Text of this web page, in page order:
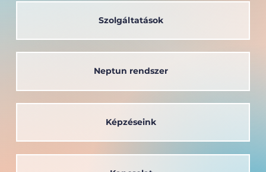
Neptun rendszer
Szolgáltatások
Képzéseink